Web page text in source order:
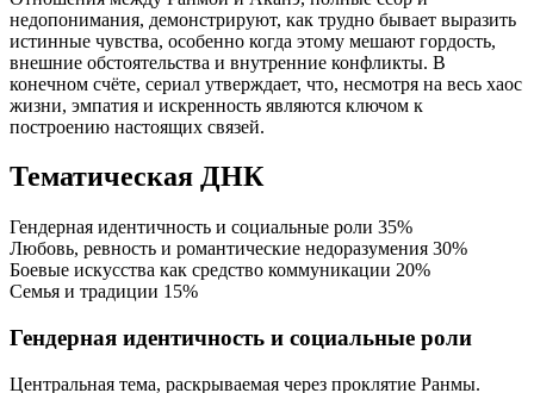
недопонимания, демонстрируют, как трудно бывает выразить
истинные чувства, особенно когда этому мешают гордость,
внешние обстоятельства и внутренние конфликты. В
конечном счёте, сериал утверждает, что, несмотря на весь хаос
жизни, эмпатия и искренность являются ключом к
построению настоящих связей.
Тематическая ДНК
Гендерная идентичность и социальные роли 35%
Любовь, ревность и романтические недоразумения 30%
Боевые искусства как средство коммуникации 20%
Семья и традиции 15%
Гендерная идентичность и социальные роли
Центральная тема, раскрываемая через проклятие Ранмы.